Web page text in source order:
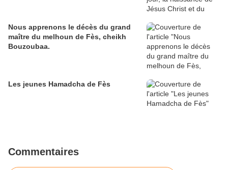
Nous apprenons le décès du grand
maître du melhoun de Fès, cheikh
Bouzoubaa.
Les jeunes Hamadcha de Fès
Commentaires